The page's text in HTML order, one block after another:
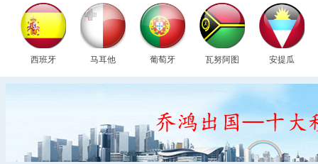
西班牙 马耳他 葡萄牙 瓦努阿图 安提瓜